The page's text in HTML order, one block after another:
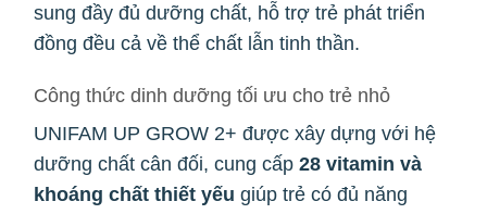
sung đầy đủ dưỡng chất, hỗ trợ trẻ phát triển
đồng đều cả về thể chất lẫn tinh thần.
Công thức dinh dưỡng tối ưu cho trẻ nhỏ
UNIFAM UP GROW 2+ được xây dựng với hệ
dưỡng chất cân đối, cung cấp 28 vitamin và
khoáng chất thiết yếu giúp trẻ có đủ năng